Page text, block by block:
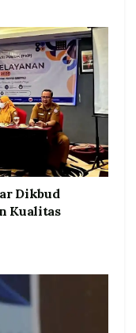
Dikbud
Kualitas